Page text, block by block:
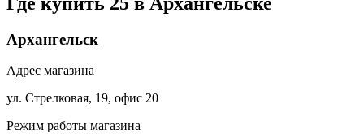
Архангельск
Адрес магазина
ул. Стрелковая, 19, офис 20
Режим работы магазина